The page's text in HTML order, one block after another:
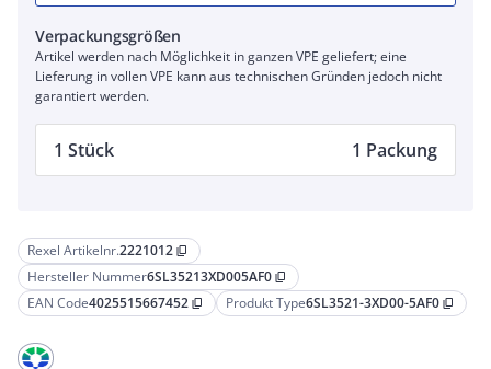
Rexel Artikelnr.2221012 content_copy
Hersteller Nummer6SL35213XD005AF0 content_copy
EAN Code4025515667452 content_copy Produkt Type6SL3521-3XD00-5AF0 content_copy
Verpackungsgrößen
Artikel werden nach Möglichkeit in ganzen VPE geliefert; eine
Lieferung in vollen VPE kann aus technischen Gründen jedoch nicht
garantiert werden.
1 Stück 1 Packung